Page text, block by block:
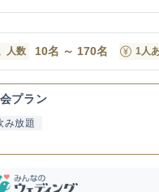
人数 10名 ～ 170名 1人
プラン
み放題